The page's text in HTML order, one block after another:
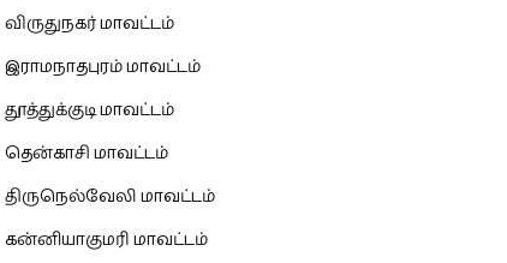
விருதுநகர் மாவட்டம்
இராமநாதபுரம் மாவட்டம்
தூத்துக்குடி மாவட்டம்
தென்காசி மாவட்டம்
திருநெல்வேலி மாவட்டம்
கன்னியாகுமரி மாவட்டம்